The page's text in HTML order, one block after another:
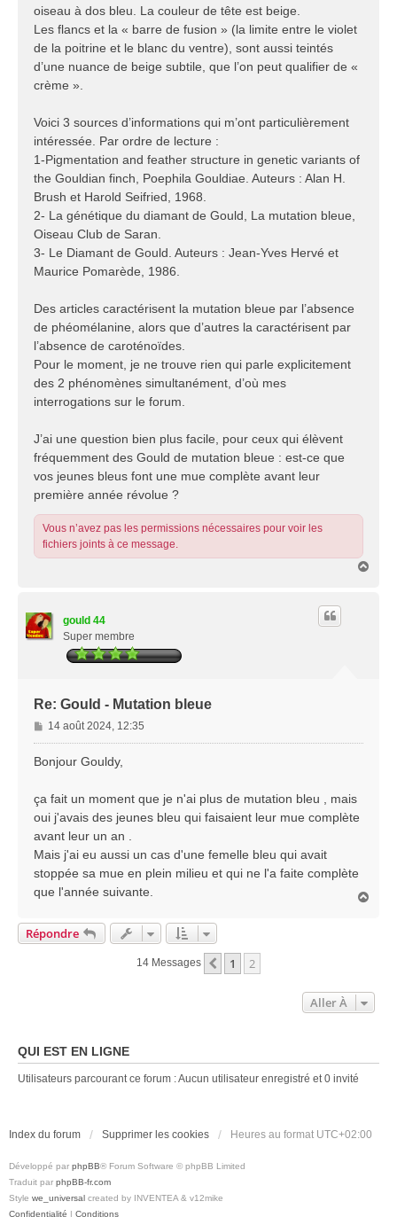
oiseau à dos bleu. La couleur de tête est beige.
Les flancs et la « barre de fusion » (la limite entre le violet
de la poitrine et le blanc du ventre), sont aussi teintés
d’une nuance de beige subtile, que l’on peut qualifier de «
crème ».
Voici 3 sources d’informations qui m’ont particulièrement
intéressée. Par ordre de lecture :
1-Pigmentation and feather structure in genetic variants of
the Gouldian finch, Poephila Gouldiae. Auteurs : Alan H.
Brush et Harold Seifried, 1968.
2- La génétique du diamant de Gould, La mutation bleue,
Oiseau Club de Saran.
3- Le Diamant de Gould. Auteurs : Jean-Yves Hervé et
Maurice Pomarède, 1986.
Des articles caractérisent la mutation bleue par l’absence
de phéomélanine, alors que d’autres la caractérisent par
l’absence de caroténoïdes.
Pour le moment, je ne trouve rien qui parle explicitement
des 2 phénomènes simultanément, d’où mes
interrogations sur le forum.
J’ai une question bien plus facile, pour ceux qui élèvent
fréquemment des Gould de mutation bleue : est-ce que
vos jeunes bleus font une mue complète avant leur
première année révolue ?
Vous n’avez pas les permissions nécessaires pour voir les
fichiers joints à ce message.
gould 44
Super membre
Re: Gould - Mutation bleue
M
e
g
e
14 août 2024, 12:35
Bonjour Gouldy,
ça fait un moment que je n'ai plus de mutation bleu , mais
oui j'avais des jeunes bleu qui faisaient leur mue complète
avant leur un an .
Mais j'ai eu aussi un cas d'une femelle bleu qui avait
stoppée sa mue en plein milieu et qui ne l'a faite complète
que l'année suivante.
Répondre
14 Messages Précédente
1 2
Aller À
QUI EST EN LIGNE
Utilisateurs parcourant ce forum : Aucun utilisateur enregistré et 0 invité
Index du forum Supprimer les cookies Heures au format UTC+02:00
Développé par phpBB® Forum Software © phpBB Limited
Traduit par phpBB-fr.com
Style we_universal created by INVENTEA & v12mike
Confidentialité | Conditions